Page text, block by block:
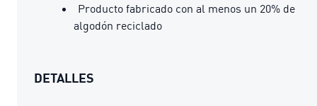
Producto fabricado con al menos un 20% de
algodón reciclado
DETALLES